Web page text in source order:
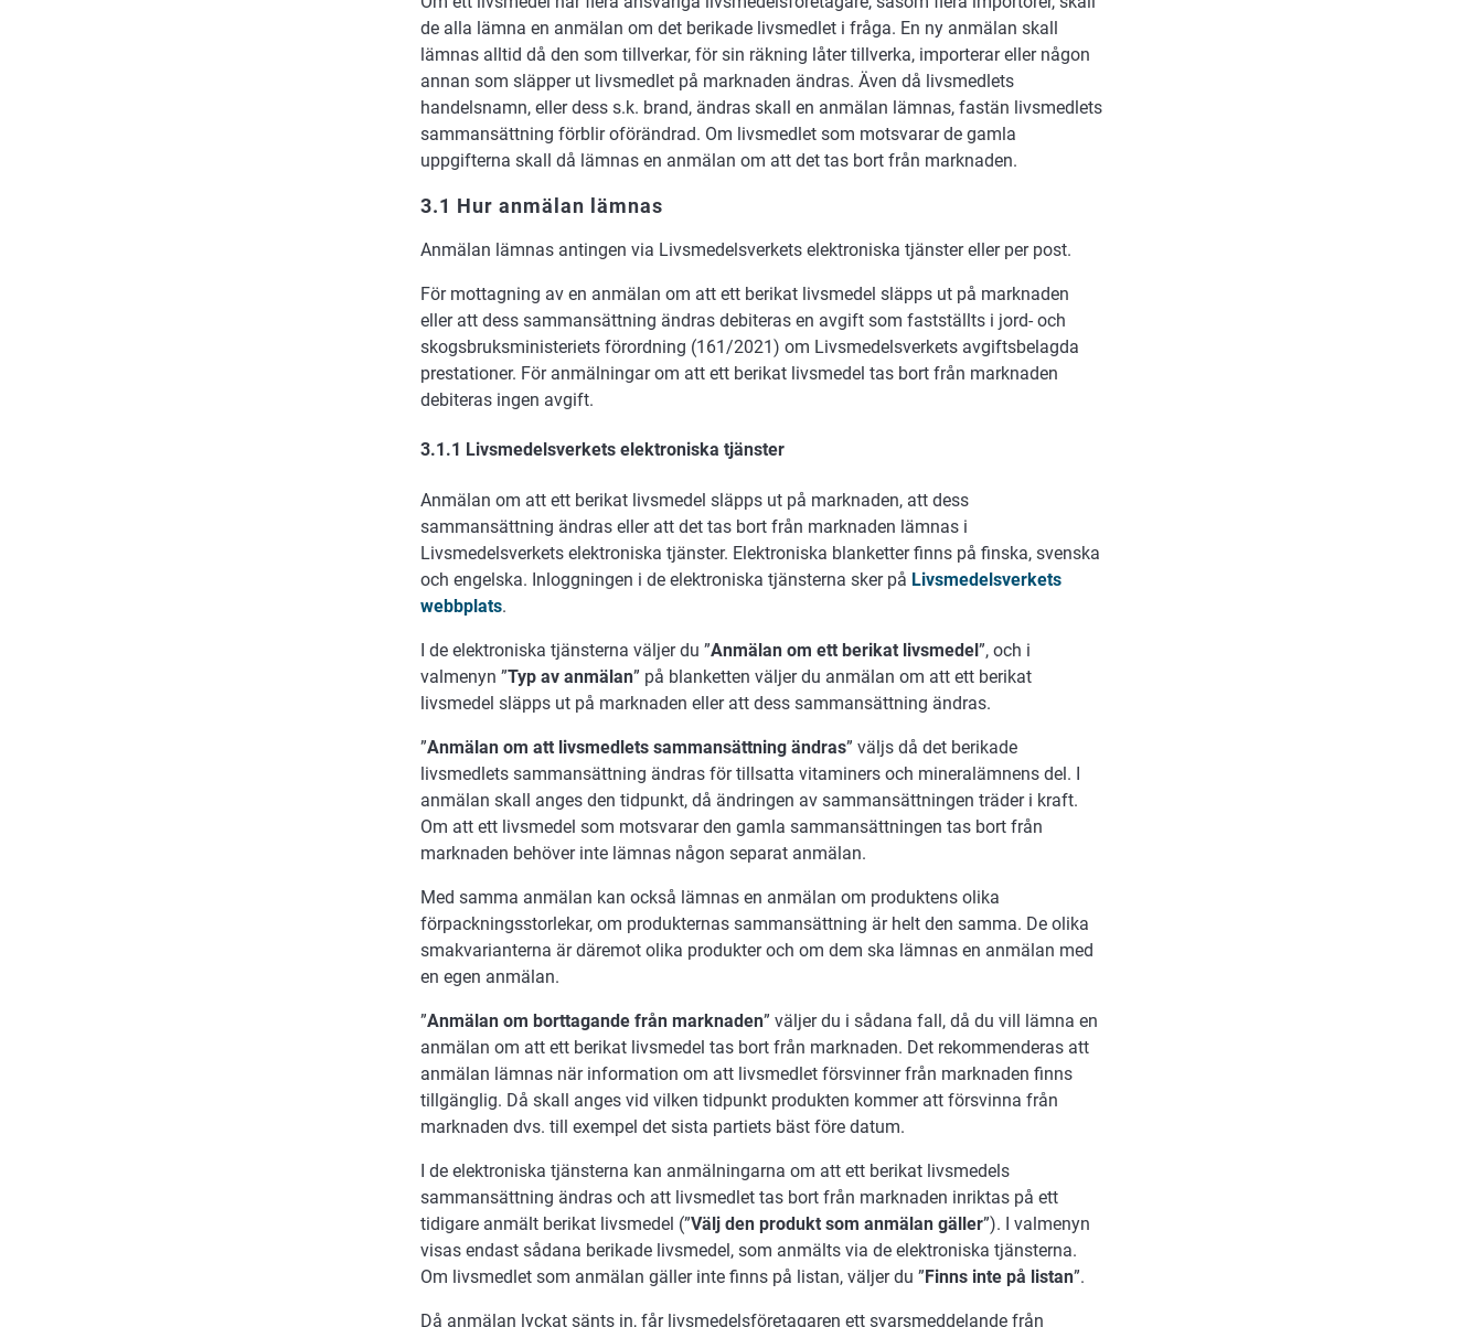
de alla lämna en anmälan om det berikade livsmedlet i fråga. En ny anmälan skall
lämnas alltid då den som tillverkar, för sin räkning låter tillverka, importerar eller någon
annan som släpper ut livsmedlet på marknaden ändras. Även då livsmedlets
handelsnamn, eller dess s.k. brand, ändras skall en anmälan lämnas, fastän livsmedlets
sammansättning förblir oförändrad. Om livsmedlet som motsvarar de gamla
uppgifterna skall då lämnas en anmälan om att det tas bort från marknaden.
3.1 Hur anmälan lämnas
Anmälan lämnas antingen via Livsmedelsverkets elektroniska tjänster eller per post.
För mottagning av en anmälan om att ett berikat livsmedel släpps ut på marknaden
eller att dess sammansättning ändras debiteras en avgift som fastställts i jord- och
skogsbruksministeriets förordning (161/2021) om Livsmedelsverkets avgiftsbelagda
prestationer. För anmälningar om att ett berikat livsmedel tas bort från marknaden
debiteras ingen avgift.
3.1.1 Livsmedelsverkets elektroniska tjänster
Anmälan om att ett berikat livsmedel släpps ut på marknaden, att dess
sammansättning ändras eller att det tas bort från marknaden lämnas i
Livsmedelsverkets elektroniska tjänster. Elektroniska blanketter finns på finska, svenska
och engelska. Inloggningen i de elektroniska tjänsterna sker på Livsmedelsverkets
webbplats.
I de elektroniska tjänsterna väljer du ”Anmälan om ett berikat livsmedel”, och i
valmenyn ”Typ av anmälan” på blanketten väljer du anmälan om att ett berikat
livsmedel släpps ut på marknaden eller att dess sammansättning ändras.
”Anmälan om att livsmedlets sammansättning ändras” väljs då det berikade
livsmedlets sammansättning ändras för tillsatta vitaminers och mineralämnens del. I
anmälan skall anges den tidpunkt, då ändringen av sammansättningen träder i kraft.
Om att ett livsmedel som motsvarar den gamla sammansättningen tas bort från
marknaden behöver inte lämnas någon separat anmälan.
Med samma anmälan kan också lämnas en anmälan om produktens olika
förpackningsstorlekar, om produkternas sammansättning är helt den samma. De olika
smakvarianterna är däremot olika produkter och om dem ska lämnas en anmälan med
en egen anmälan.
”Anmälan om borttagande från marknaden” väljer du i sådana fall, då du vill lämna en
anmälan om att ett berikat livsmedel tas bort från marknaden. Det rekommenderas att
anmälan lämnas när information om att livsmedlet försvinner från marknaden finns
tillgänglig. Då skall anges vid vilken tidpunkt produkten kommer att försvinna från
marknaden dvs. till exempel det sista partiets bäst före datum.
I de elektroniska tjänsterna kan anmälningarna om att ett berikat livsmedels
sammansättning ändras och att livsmedlet tas bort från marknaden inriktas på ett
tidigare anmält berikat livsmedel (”Välj den produkt som anmälan gäller”). I valmenyn
visas endast sådana berikade livsmedel, som anmälts via de elektroniska tjänsterna.
Om livsmedlet som anmälan gäller inte finns på listan, väljer du ”Finns inte på listan”.
Då anmälan lyckat sänts in, får livsmedelsföretagaren ett svarsmeddelande från